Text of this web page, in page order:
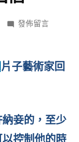
在
平
等
找
發佈留言
片子藝術家回
妾的，至少
控制他的時